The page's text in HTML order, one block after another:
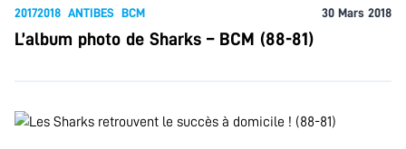
20172018 ANTIBES BCM 30 Mars 2018
L’album photo de Sharks – BCM (88-81)